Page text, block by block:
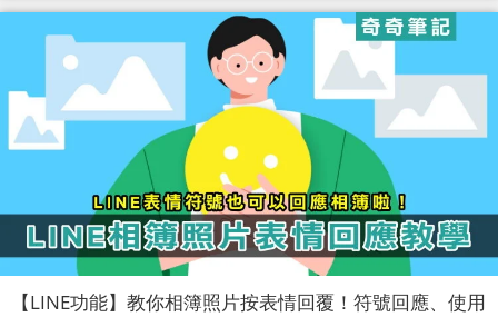
【LINE功能】教你相簿照片按表情回覆！符號回應、使用